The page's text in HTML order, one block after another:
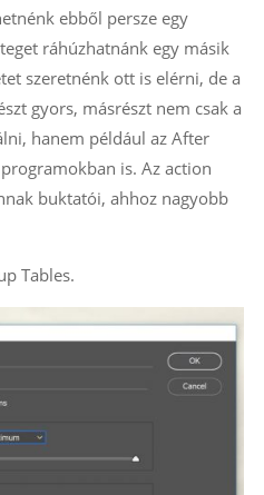
ebből persze egy
ráhúzhatnánk egy másik
szeretnénk ott is elérni, de a
gyors, másrészt nem csak a
hanem például az After
is. Az action
buktatói, ahhoz nagyobb
Tables.